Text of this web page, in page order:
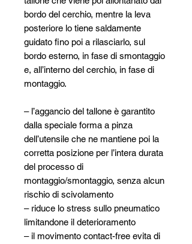
bordo del cerchio, mentre la leva
posteriore lo tiene saldamente
guidato fino poi a rilasciarlo, sul
bordo esterno, in fase di smontaggio
e, all’interno del cerchio, in fase di
montaggio.
– l’aggancio del tallone è garantito
dalla speciale forma a pinza
dell’utensile che ne mantiene poi la
corretta posizione per l’intera durata
del processo di
montaggio/smontaggio, senza alcun
rischio di scivolamento
– riduce lo stress sullo pneumatico
limitandone il deterioramento
– il movimento contact-free evita di